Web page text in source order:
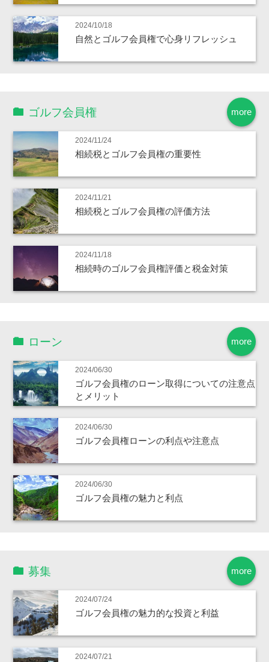
2024/10/18
自然とゴルフ会員権で心身リフレッシュ
more
ゴルフ会員権
2024/11/24
相続税とゴルフ会員権の重要性
2024/11/21
相続税とゴルフ会員権の評価方法
2024/11/18
相続時のゴルフ会員権評価と税金対策
more
ローン
2024/06/30
ゴルフ会員権のローン取得についての注意点
とメリット
2024/06/30
ゴルフ会員権ローンの利点や注意点
2024/06/30
ゴルフ会員権の魅力と利点
more
募集
2024/07/24
ゴルフ会員権の魅力的な投資と利益
2024/07/21